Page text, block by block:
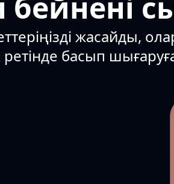
жасайды,
ретінде басып